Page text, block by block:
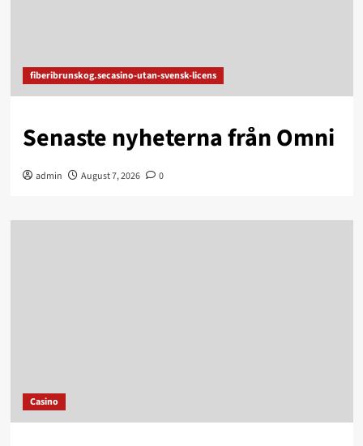
fiberibrunskog.secasino-utan-svensk-licens
Senaste nyheterna från Omni
admin August 7, 2026 0
Casino